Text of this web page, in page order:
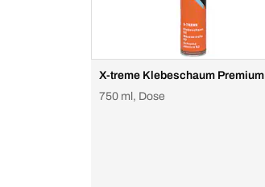
X-treme Klebeschaum Premium
750 ml, Dose